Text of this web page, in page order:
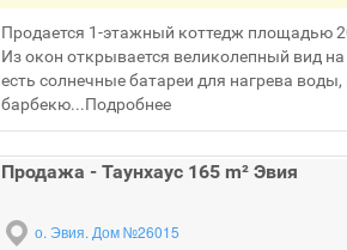
Продается 1-этажный коттедж площадью
Из окон открывается великолепный вид
есть солнечные батареи для нагрева
барбекю...Подробнее
Продажа - Таунхаус 165 m² Эвия
о. Эвия. Дом №26015